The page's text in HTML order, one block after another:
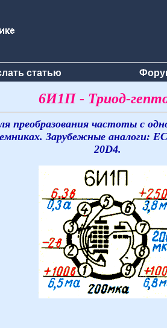
статью
6И1П - Триод-
преобразования частоты с
Зарубежные аналоги:
20D4.